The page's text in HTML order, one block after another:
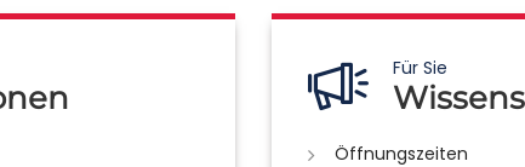
Für Sie
Öffnungszeiten